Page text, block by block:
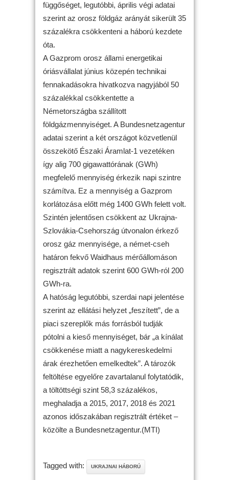
függőséget, legutóbbi, április végi adatai
szerint az orosz földgáz arányát sikerült 35
százalékra csökkenteni a háború kezdete
óta.
A Gazprom orosz állami energetikai
óriásvállalat június közepén technikai
fennakadásokra hivatkozva nagyjából 50
százalékkal csökkentette a
Németországba szállított
földgázmennyiséget. A Bundesnetzagentur
adatai szerint a két országot közvetlenül
összekötő Északi Áramlat-1 vezetéken
így alig 700 gigawattórának (GWh)
megfelelő mennyiség érkezik napi szintre
számítva. Ez a mennyiség a Gazprom
korlátozása előtt még 1400 GWh felett volt.
Szintén jelentősen csökkent az Ukrajna-
Szlovákia-Csehország útvonalon érkező
orosz gáz mennyisége, a német-cseh
határon fekvő Waidhaus mérőállomáson
regisztrált adatok szerint 600 GWh-ról 200
GWh-ra.
A hatóság legutóbbi, szerdai napi jelentése
szerint az ellátási helyzet „feszített”, de a
piaci szereplők más forrásból tudják
pótolni a kieső mennyiséget, bár „a kínálat
csökkenése miatt a nagykereskedelmi
árak érezhetően emelkedtek”. A tározók
feltöltése egyelőre zavartalanul folytatódik,
a töltöttségi szint 58,3 százalékos,
meghaladja a 2015, 2017, 2018 és 2021
azonos időszakában regisztrált értéket –
közölte a Bundesnetzagentur.(MTI)
Tagged with: UKRAJNAI HÁBORÚ